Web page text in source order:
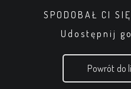
SPODOBAŁ CI
Udostępnij
Powrót do